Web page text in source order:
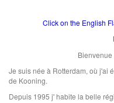
Click on the English
Bienvenue
Je suis née à Rotterdam, où j'ai
de Kooning.
Depuis 1995 j' habite la belle